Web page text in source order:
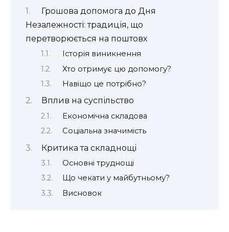
Грошова допомога до Дня
Незалежності: традиція, що
перетворюється на поштовх
Історія виникнення
Хто отримує цю допомогу?
Навіщо це потрібно?
Вплив на суспільство
Економічна складова
Соціальна значимість
Критика та складнощі
Основні труднощі
Що чекати у майбутньому?
Висновок